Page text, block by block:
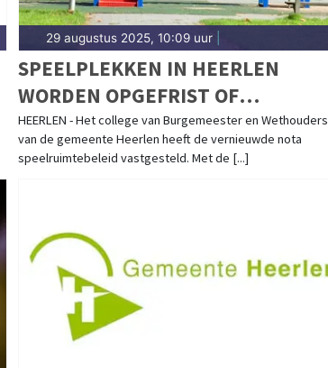
29 augustus 2025, 10:09 uur|
SPEELPLEKKEN IN HEERLEN
WORDEN OPGEFRIST OF
HERINGERICHT
HEERLEN - Het college van Burgemeester en Wethouders
van de gemeente Heerlen heeft de vernieuwde nota
speelruimtebeleid vastgesteld. Met de [...]